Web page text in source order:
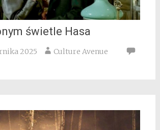
świetle Hasa
2025
Culture Avenue